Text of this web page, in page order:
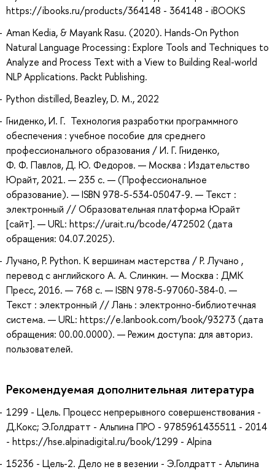
https://ibooks.ru/products/364148 - 364148 - iBOOKS
Aman Kedia, & Mayank Rasu. (2020). Hands-On Python
Natural Language Processing : Explore Tools and Techniques to
Analyze and Process Text with a View to Building Real-world
NLP Applications. Packt Publishing.
Python distilled, Beazley, D. M., 2022
Гниденко, И. Г. Технология разработки программного
обеспечения : учебное пособие для среднего
профессионального образования / И. Г. Гниденко,
Ф. Ф. Павлов, Д. Ю. Федоров. — Москва : Издательство
Юрайт, 2021. — 235 с. — (Профессиональное
образование). — ISBN 978-5-534-05047-9. — Текст :
электронный // Образовательная платформа Юрайт
[сайт]. — URL: https://urait.ru/bcode/472502 (дата
обращения: 04.07.2025).
Лучано, Р. Python. К вершинам мастерства / Р. Лучано ,
перевод с английского А. А. Слинкин. — Москва : ДМК
Пресс, 2016. — 768 с. — ISBN 978-5-97060-384-0. —
Текст : электронный // Лань : электронно-библиотечная
система. — URL: https://e.lanbook.com/book/93273 (дата
обращения: 00.00.0000). — Режим доступа: для авториз.
пользователей.
Рекомендуемая дополнительная литература
1299 - Цель. Процесс непрерывного совершенствования -
Д.Кокс; Э.Голдратт - Альпина ПРО - 9785961435511 - 2014
- https://hse.alpinadigital.ru/book/1299 - Alpina
15236 - Цель-2. Дело не в везении - Э.Голдратт - Альпина